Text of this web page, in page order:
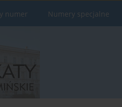
numer Numery specjalne